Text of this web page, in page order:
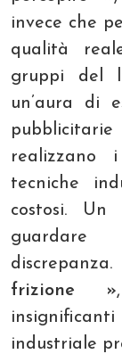
invece che
qualità
gruppi del
un’aura di
realizzano
tecniche
costosi.
guardare
frizione »
industriale